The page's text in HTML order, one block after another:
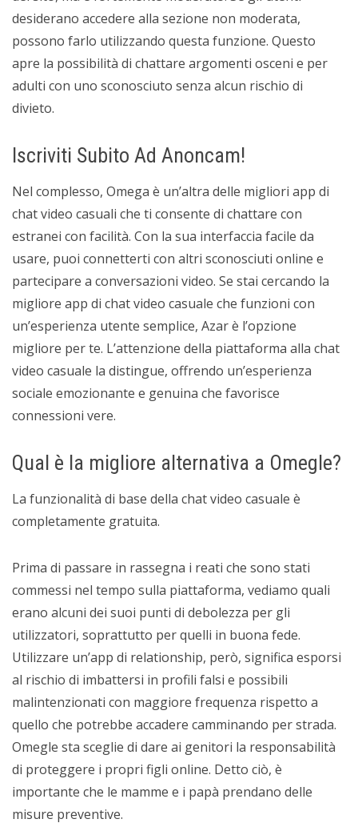
desiderano accedere alla sezione non moderata,
possono farlo utilizzando questa funzione. Questo
apre la possibilità di chattare argomenti osceni e per
adulti con uno sconosciuto senza alcun rischio di
divieto.
Iscriviti Subito Ad Anoncam!
Nel complesso, Omega è un’altra delle migliori app di
chat video casuali che ti consente di chattare con
estranei con facilità. Con la sua interfaccia facile da
usare, puoi connetterti con altri sconosciuti online e
partecipare a conversazioni video. Se stai cercando la
migliore app di chat video casuale che funzioni con
un’esperienza utente semplice, Azar è l’opzione
migliore per te. L’attenzione della piattaforma alla chat
video casuale la distingue, offrendo un’esperienza
sociale emozionante e genuina che favorisce
connessioni vere.
Qual è la migliore alternativa a Omegle?
La funzionalità di base della chat video casuale è
completamente gratuita.
Prima di passare in rassegna i reati che sono stati
commessi nel tempo sulla piattaforma, vediamo quali
erano alcuni dei suoi punti di debolezza per gli
utilizzatori, soprattutto per quelli in buona fede.
Utilizzare un’app di relationship, però, significa esporsi
al rischio di imbattersi in profili falsi e possibili
malintenzionati con maggiore frequenza rispetto a
quello che potrebbe accadere camminando per strada.
Omegle sta sceglie di dare ai genitori la responsabilità
di proteggere i propri figli online. Detto ciò, è
importante che le mamme e i papà prendano delle
misure preventive.